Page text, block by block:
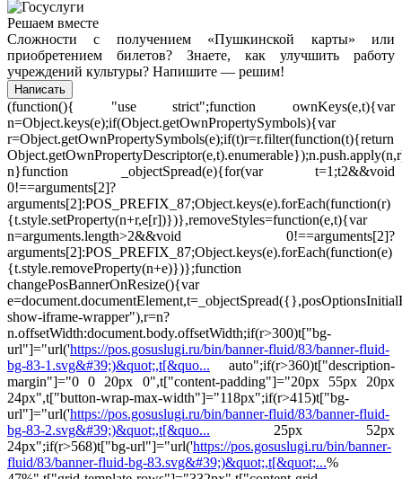
Решаем вместе
Сложности с получением «Пушкинской карты» или
приобретением билетов? Знаете, как улучшить работу
учреждений культуры? Напишите — решим!
Написать
(function(){ "use strict";function ownKeys(e,t){var
n=Object.keys(e);if(Object.getOwnPropertySymbols){var
r=Object.getOwnPropertySymbols(e);if(t)r=r.filter(function(t){return
n}function _objectSpread(e){for(var t=1;t2&&void
0!==arguments[2]?
arguments[2]:POS_PREFIX_87;Object.keys(e).forEach(function(r)
{t.style.setProperty(n+r,e[r])})},removeStyles=function(e,t){var
n=arguments.length>2&&void 0!==arguments[2]?
arguments[2]:POS_PREFIX_87;Object.keys(e).forEach(function(e)
{t.style.removeProperty(n+e)})};function
changePosBannerOnResize(){var
show-iframe-wrapper"),r=n?
n.offsetWidth:document.body.offsetWidth;if(r>300)t["bg-
url"]="url('https://pos.gosuslugi.ru/bin/banner-fluid/83/banner-fluid-
bg-83-1.svg&#39;)&quot;,t[&quo... auto";if(r>360)t["description-
margin"]="0 0 20px 0",t["content-padding"]="20px 55px 20px
24px",t["button-wrap-max-width"]="118px";if(r>415)t["bg-
url"]="url('https://pos.gosuslugi.ru/bin/banner-fluid/83/banner-fluid-
bg-83-2.svg&#39;)&quot;,t[&quo... 25px 52px
24px";if(r>568)t["bg-url"]="url('https://pos.gosuslugi.ru/bin/banner-
fluid/83/banner-fluid-bg-83.svg&#39;)&quot;,t[&quot;...%